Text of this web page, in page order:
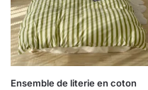
Ensemble de literie en coton